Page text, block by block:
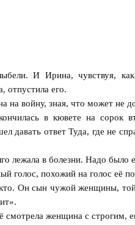
И Ирина, чувствуя, как
отпустила его.
на войну, зная, что может не
в кювете на сорок
давать ответ Туда, где не
лежала в болезни. Надо было
голос, похожий на голос её
Он сын чужой женщины,
смотрела женщина с строгим,